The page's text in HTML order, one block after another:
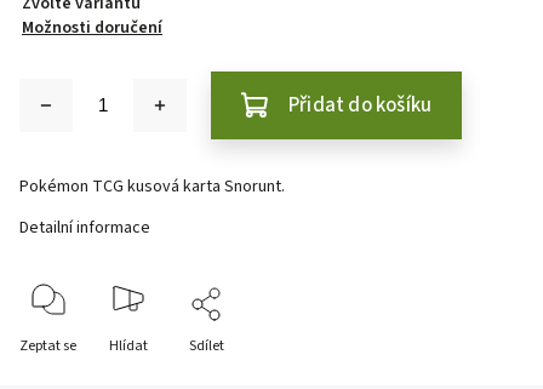
Možnosti doručení
Přidat do košíku
Pokémon TCG kusová karta Snorunt.
Detailní informace
Zeptat se Hlídat Sdílet